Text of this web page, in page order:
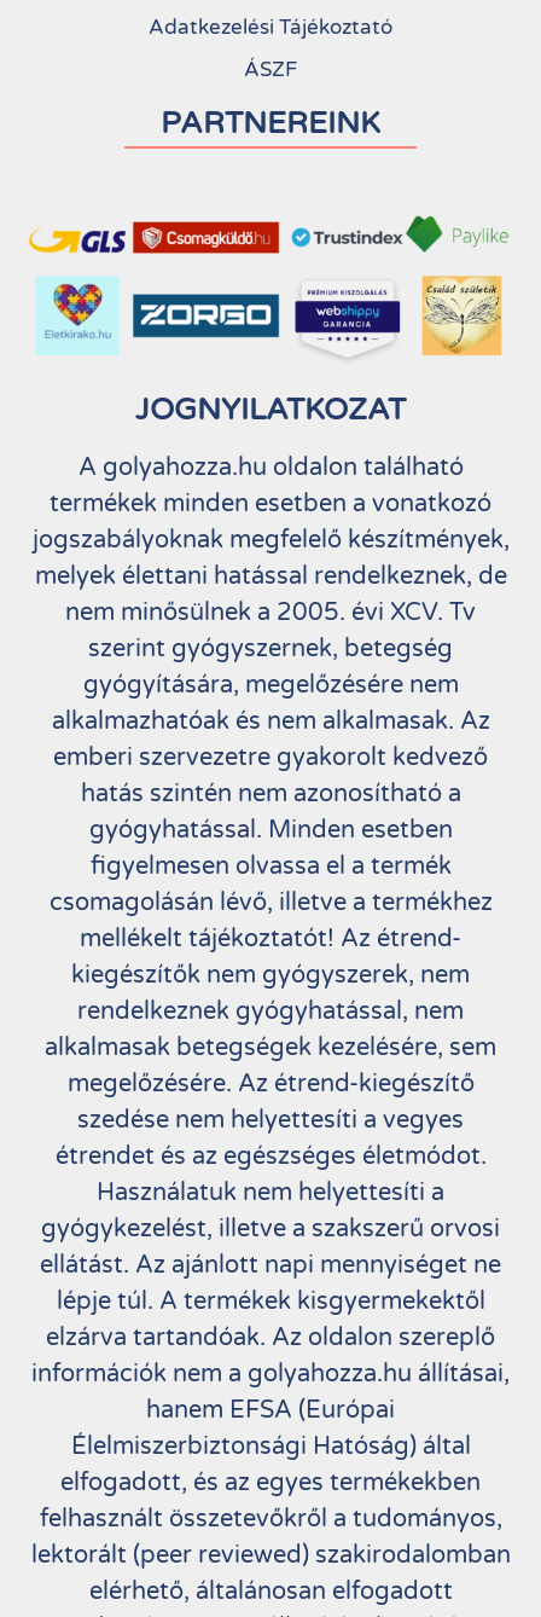
Adatkezelési Tájékoztató
ÁSZF
PARTNEREINK
JOGNYILATKOZAT
A golyahozza.hu oldalon található
termékek minden esetben a vonatkozó
jogszabályoknak megfelelő készítmények,
melyek élettani hatással rendelkeznek, de
nem minősülnek a 2005. évi XCV. Tv
szerint gyógyszernek, betegség
gyógyítására, megelőzésére nem
alkalmazhatóak és nem alkalmasak. Az
emberi szervezetre gyakorolt kedvező
hatás szintén nem azonosítható a
gyógyhatással. Minden esetben
figyelmesen olvassa el a termék
csomagolásán lévő, illetve a termékhez
mellékelt tájékoztatót! Az étrend-
kiegészítők nem gyógyszerek, nem
rendelkeznek gyógyhatással, nem
alkalmasak betegségek kezelésére, sem
megelőzésére. Az étrend-kiegészítő
szedése nem helyettesíti a vegyes
étrendet és az egészséges életmódot.
Használatuk nem helyettesíti a
gyógykezelést, illetve a szakszerű orvosi
ellátást. Az ajánlott napi mennyiséget ne
lépje túl. A termékek kisgyermekektől
elzárva tartandóak. Az oldalon szereplő
információk nem a golyahozza.hu állításai,
hanem EFSA (Európai
Élelmiszerbiztonsági Hatóság) által
elfogadott, és az egyes termékekben
felhasznált összetevőkről a tudományos,
lektorált (peer reviewed) szakirodalomban
elérhető, általánosan elfogadott